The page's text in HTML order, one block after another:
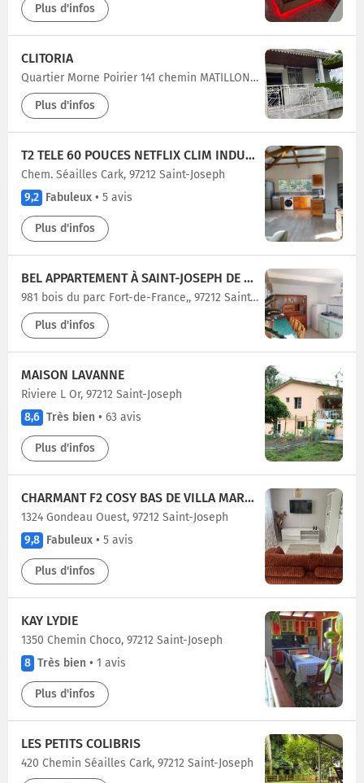
Plus d'infos
CLITORIA
Quartier Morne Poirier 141 chemin MATILLON, 97212 Saint-Joseph
Plus d'infos
T2 TELE 60 POUCES NETFLIX CLIM INDUCTION LAVE VAISSELLE
Chem. Séailles Cark, 97212 Saint-Joseph
9,2 Fabuleux • 5 avis
Plus d'infos
BEL APPARTEMENT À SAINT-JOSEPH DE 50 M² AVEC TERRASSE
981 bois du parc Fort-de-France,, 97212 Saint-Joseph
Plus d'infos
MAISON LAVANNE
Riviere L Or, 97212 Saint-Joseph
8,6 Très bien • 63 avis
Plus d'infos
CHARMANT F2 COSY BAS DE VILLA MARTINIQUE
1324 Gondeau Ouest, 97212 Saint-Joseph
9,8 Fabuleux • 5 avis
Plus d'infos
KAY LYDIE
1350 Chemin Choco, 97212 Saint-Joseph
8 Très bien • 1 avis
Plus d'infos
LES PETITS COLIBRIS
420 Chemin Séailles Cark, 97212 Saint-Joseph